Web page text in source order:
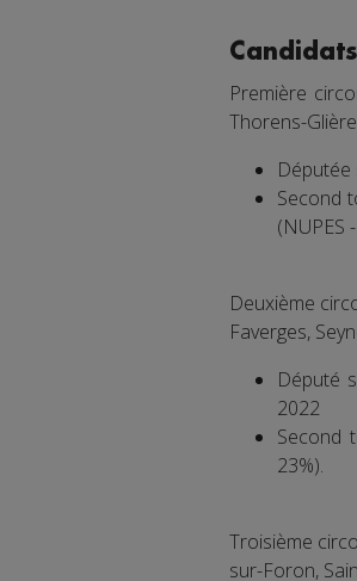
Première
Thorens-
Députée
Second
(NUPES
Deuxième
Faverges,
Député
2022
Second
23%).
Troisième
sur-Foron,